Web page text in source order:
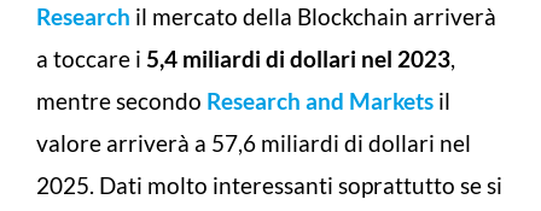
Research il mercato della Blockchain arriverà
a toccare i 5,4 miliardi di dollari nel 2023,
mentre secondo Research and Markets il
valore arriverà a 57,6 miliardi di dollari nel
2025. Dati molto interessanti soprattutto se si